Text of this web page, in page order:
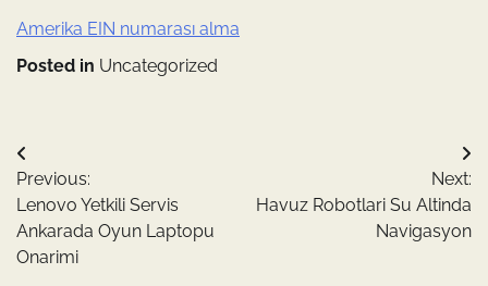
Amerika EIN numarası alma
Posted in Uncategorized
Yazı
gezinmesi
Previous:
Lenovo Yetkili Servis
Ankarada Oyun Laptopu
Onarimi
Next:
Havuz Robotlari Su Altinda
Navigasyon